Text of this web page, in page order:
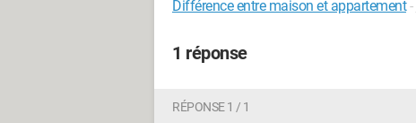
Différence entre maison et appartement -
1 réponse
RÉPONSE 1 / 1